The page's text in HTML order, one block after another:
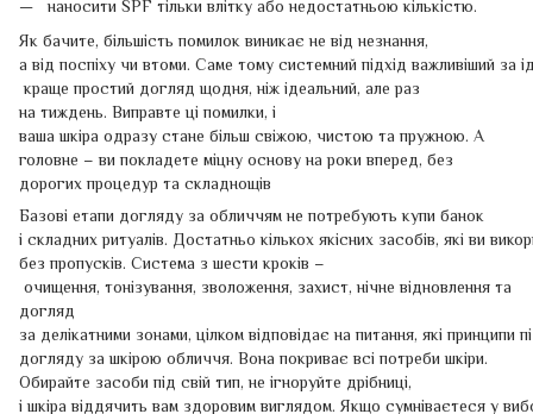
наносити SPF тільки влітку або недостатньою кількістю.
Як бачите, більшість помилок виникає не від незнання,
а від поспіху чи втоми. Саме тому системний підхід важливіший за
краще простий догляд щодня, ніж ідеальний, але раз
на тиждень. Виправте ці помилки, і
ваша шкіра одразу стане більш свіжою, чистою та пружною. А
головне – ви покладете міцну основу на роки вперед, без
дорогих процедур та складнощів
Базові етапи догляду за обличчям не потребують купи банок
і складних ритуалів. Достатньо кількох якісних засобів, які ви
без пропусків. Система з шести кроків –
очищення, тонізування, зволоження, захист, нічне відновлення та
догляд
за делікатними зонами, цілком відповідає на питання, які принципи
догляду за шкірою обличчя. Вона покриває всі потреби шкіри.
Обирайте засоби під свій тип, не ігноруйте дрібниці,
і шкіра віддячить вам здоровим виглядом. Якщо сумніваєтеся у